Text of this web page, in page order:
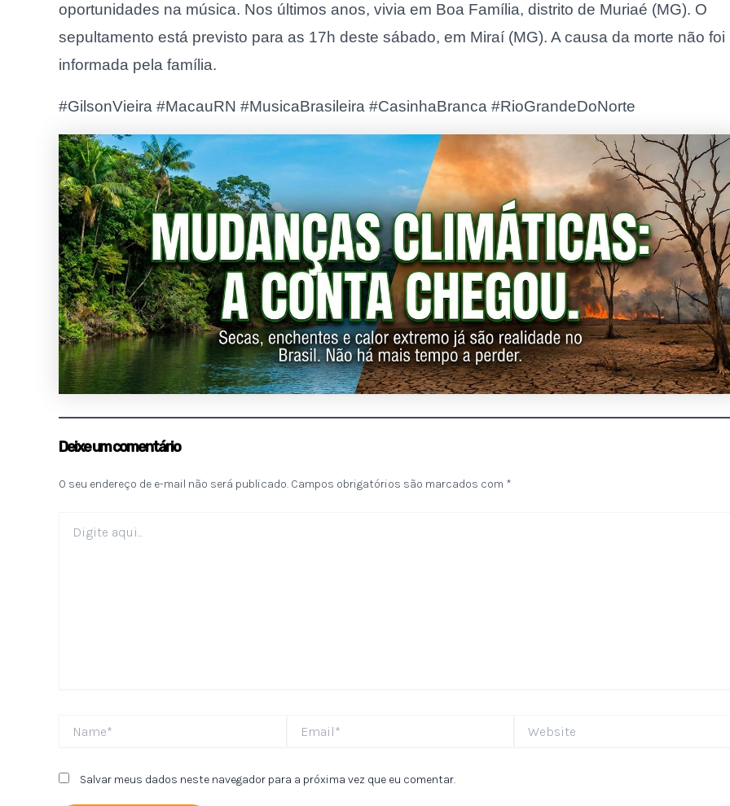
oportunidades na música. Nos últimos anos, vivia em Boa Família, distrito de Muriaé (MG). O
sepultamento está previsto para as 17h deste sábado, em Miraí (MG). A causa da morte não foi
informada pela família.
#GilsonVieira #MacauRN #MusicaBrasileira #CasinhaBranca #RioGrandeDoNorte
Deixe um comentário
O seu endereço de e-mail não será publicado. Campos obrigatórios são marcados com *
aqui...
Salvar meus dados neste navegador para a próxima vez que eu comentar.